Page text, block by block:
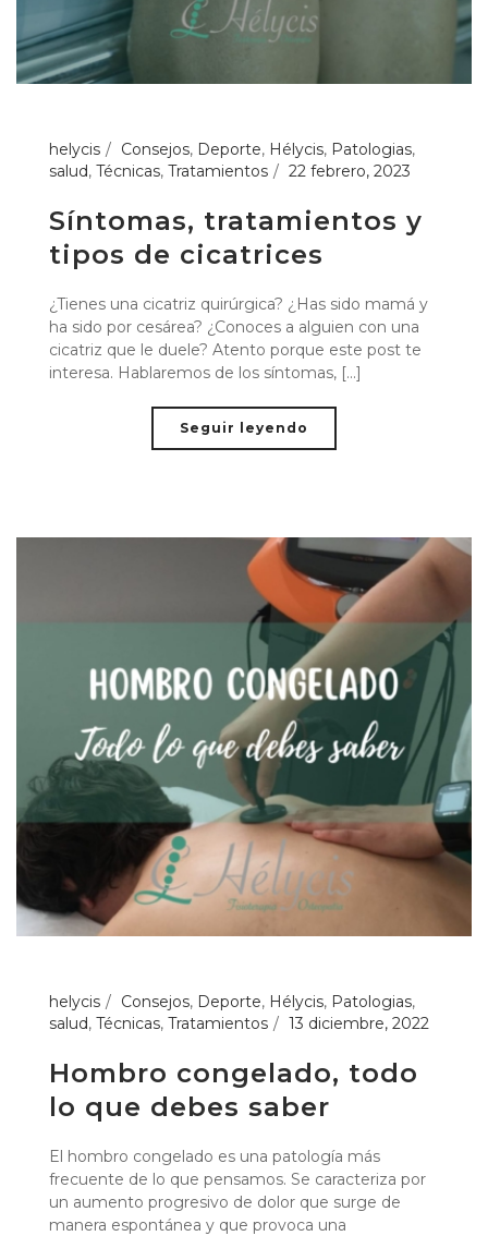
helycis Consejos, Deporte, Hélycis, Patologias,
salud, Técnicas, Tratamientos 22 febrero, 2023
Síntomas, tratamientos y
tipos de cicatrices
¿Tienes una cicatriz quirúrgica? ¿Has sido mamá y
ha sido por cesárea? ¿Conoces a alguien con una
cicatriz que le duele? Atento porque este post te
interesa. Hablaremos de los síntomas, [...]
Seguir leyendo
helycis Consejos, Deporte, Hélycis, Patologias,
salud, Técnicas, Tratamientos 13 diciembre, 2022
Hombro congelado, todo
lo que debes saber
El hombro congelado es una patología más
frecuente de lo que pensamos. Se caracteriza por
un aumento progresivo de dolor que surge de
manera espontánea y que provoca una